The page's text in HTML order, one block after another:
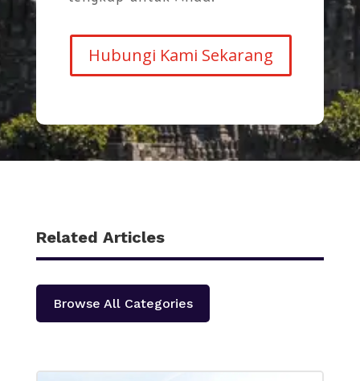
Hubungi Kami Sekarang
Related Articles
Browse All Categories